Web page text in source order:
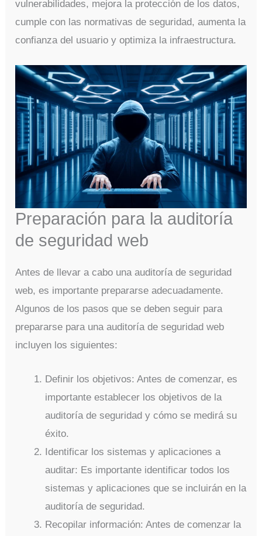
vulnerabilidades, mejora la protección de los datos,
cumple con las normativas de seguridad, aumenta la
confianza del usuario y optimiza la infraestructura.
Preparación para la auditoría
de seguridad web
Antes de llevar a cabo una auditoría de seguridad
web, es importante prepararse adecuadamente.
Algunos de los pasos que se deben seguir para
prepararse para una auditoría de seguridad web
incluyen los siguientes:
Definir los objetivos: Antes de comenzar, es
importante establecer los objetivos de la
auditoría de seguridad y cómo se medirá su
éxito.
Identificar los sistemas y aplicaciones a
auditar: Es importante identificar todos los
sistemas y aplicaciones que se incluirán en la
auditoría de seguridad.
Recopilar información: Antes de comenzar la